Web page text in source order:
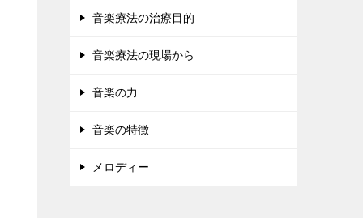
音楽療法の治療目的
音楽療法の現場から
音楽の力
音楽の特徴
メロディー